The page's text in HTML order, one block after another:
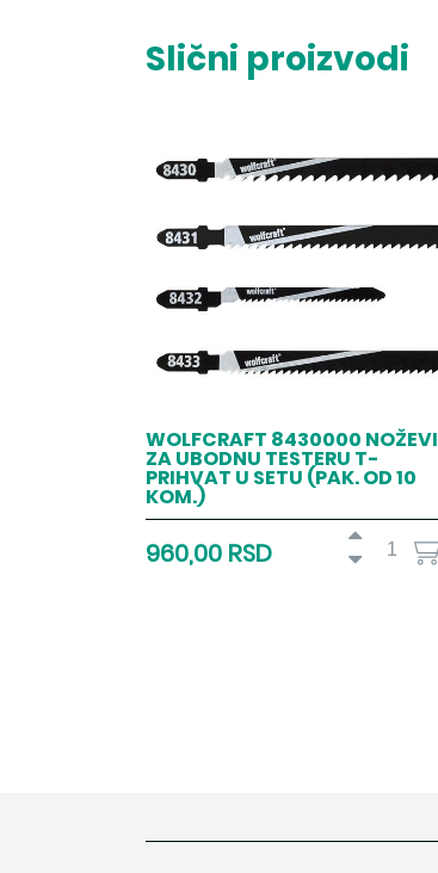
Slični proizvodi
WOLFCRAFT 8430000 NOŽEVI
ZA UBODNU TESTERU T-
PRIHVAT U SETU (PAK. OD 10
KOM.)
960,00 RSD